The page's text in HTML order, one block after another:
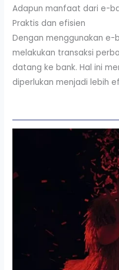
Adapun manfaat dari e-
Praktis dan efisien
Dengan menggunakan e-
melakukan transaksi
datang ke bank. Hal ini
diperlukan menjadi lebih